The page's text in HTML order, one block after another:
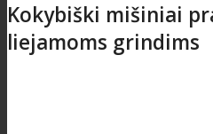
Kokybiški mišiniai
liejamoms grindims